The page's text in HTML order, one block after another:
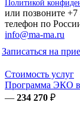
Политикой
или позвоните +7
телефон по
info@ma-ma.ru
Записаться на
Стоимость услуг
Программа ЭКО
— 234 270 ₽